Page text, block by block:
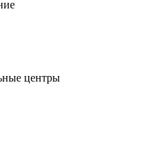
центры